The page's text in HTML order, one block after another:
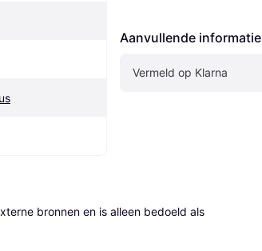
Aanvullende informatie
Vermeld op Klarna
bronnen en is alleen bedoeld als